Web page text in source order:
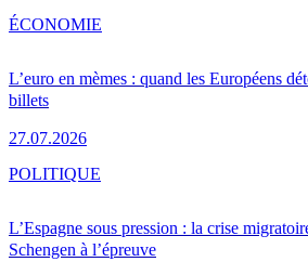
L’euro en mèmes : quand les Européens
billets
27.07.2026
ÉCONOMIE
L’Espagne sous pression : la crise
Schengen à l’épreuve
POLITIQUE